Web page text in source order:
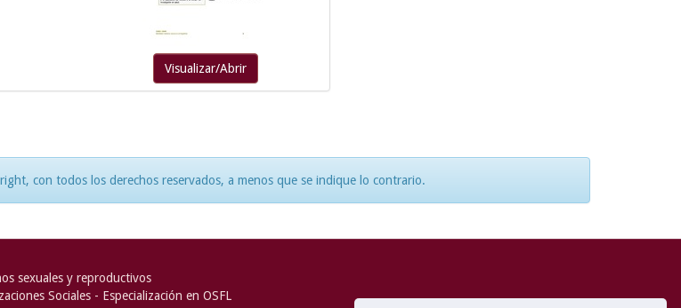
Visualizar/Abrir
con todos los derechos reservados, a menos que se indique lo contrario.
sexuales y reproductivos
Sociales - Especialización en OSFL